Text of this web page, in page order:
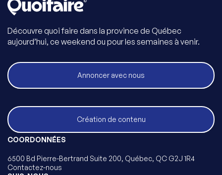
Découvre quoi faire dans la province de Québec
aujourd’hui, ce weekend ou pour les semaines à venir.
Annoncer avec nous
Création de contenu
COORDONNÉES
6500 Bd Pierre-Bertrand Suite 200, Québec, QC G2J 1R4
Contactez-nous